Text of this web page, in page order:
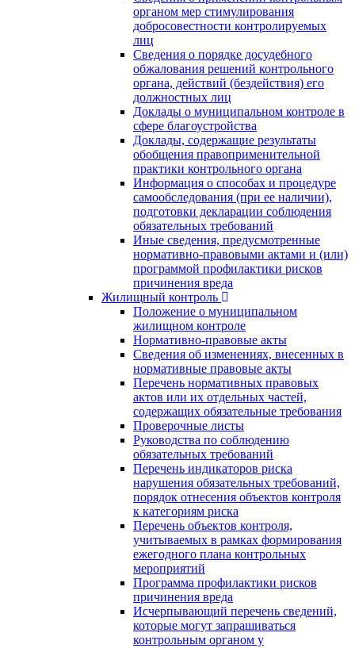
органом мер стимулирования
добросовестности контролируемых
лиц
Сведения о порядке досудебного
обжалования решений контрольного
органа, действий (бездействия) его
должностных лиц
Доклады о муниципальном контроле в
сфере благоустройства
Доклады, содержащие результаты
обобщения правоприменительной
практики контрольного органа
Информация о способах и процедуре
самообследования (при ее наличии),
подготовки декларации соблюдения
обязательных требований
Иные сведения, предусмотренные
нормативно-правовыми актами и (или)
программой профилактики рисков
причинения вреда
Жилищный контроль
Положение о муниципальном
жилищном контроле
Нормативно-правовые акты
Сведения об изменениях, внесенных в
нормативные правовые акты
Перечень нормативных правовых
актов или их отдельных частей,
содержащих обязательные требования
Проверочные листы
Руководства по соблюдению
обязательных требований
Перечень индикаторов риска
нарушения обязательных требований,
порядок отнесения объектов контроля
к категориям риска
Перечень объектов контроля,
учитываемых в рамках формирования
ежегодного плана контрольных
мероприятий
Программа профилактики рисков
причинения вреда
Исчерпывающий перечень сведений,
которые могут запрашиваться
контрольным органом у